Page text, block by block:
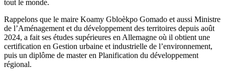
tout le monde.
Rappelons que le maire Koamy Gbloèkpo Gomado et aussi Ministre
de l’Aménagement et du développement des territoires depuis août
2024, a fait ses études supérieures en Allemagne où il obtient une
certification en Gestion urbaine et industrielle de l’environnement,
puis un diplôme de master en Planification du développement
régional.